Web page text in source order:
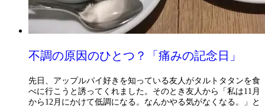
不調の原因のひとつ？「痛みの記念日」
先日、アップルパイ好きを知っている友人がタルトタタンを食
べに行こうと誘ってくれました。そのとき友人から「私は11月
から12月にかけて低調になる。なんかやる気がなくなる。」と